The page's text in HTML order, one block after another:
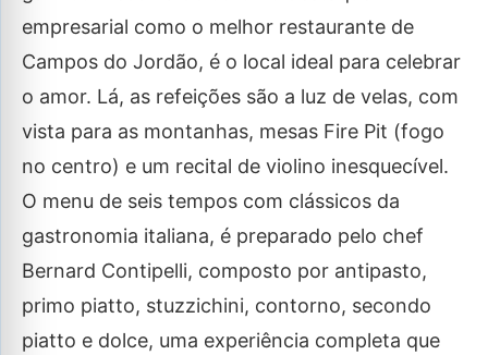
empresarial como o melhor restaurante de
Campos do Jordão, é o local ideal para celebrar
o amor. Lá, as refeições são a luz de velas, com
vista para as montanhas, mesas Fire Pit (fogo
no centro) e um recital de violino inesquecível.
O menu de seis tempos com clássicos da
gastronomia italiana, é preparado pelo chef
Bernard Contipelli, composto por antipasto,
primo piatto, stuzzichini, contorno, secondo
piatto e dolce, uma experiência completa que